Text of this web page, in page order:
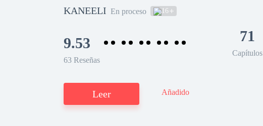
KANEELI En proceso 16
9.53
63 Reseñas
71
Capítulos
Leer Añadido